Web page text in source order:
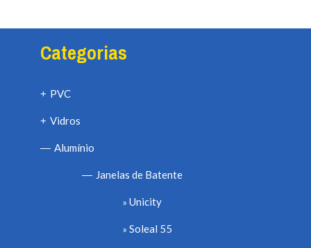
Categorias
+ PVC
+ Vidros
— Alumínio
— Janelas de Batente
Unicity
Soleal 55